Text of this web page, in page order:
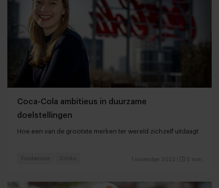
Coca-Cola ambitieus in duurzame
doelstellingen
Hoe een van de grootste merken ter wereld zichzelf uitdaagt
1 november 2022 5 min
Foodservice Drinks